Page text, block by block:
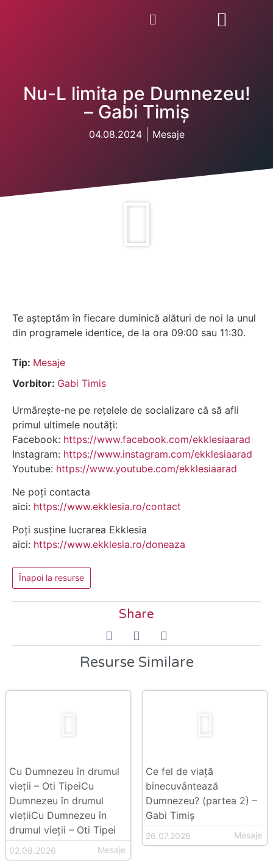
Nu-L limita pe Dumnezeu!
– Gabi Timiș
04.08.2024 Mesaje
Te așteptăm în fiecare duminică alături de noi la unul
din programele identice, de la ora 09:00 sau 11:30.
Tip: Mesaje
Vorbitor: Gabi Timis
Urmărește-ne pe rețelele de socializare că să afli
primul ultimele noutăți:
Facebook: https://www.facebook.com/ekklesiaarad
Instagram: https://www.instagram.com/ekklesiaarad
Youtube: https://www.youtube.com/ekklesiaarad
Ne poți contacta
aici: https://www.ekklesia.ro/contact
Poți susține lucrarea Ekklesia
aici: https://www.ekklesia.ro/doneaza
Înapoi la resurse
Share
Resurse Similare
Cu Dumnezeu în drumul
vieții – Oti TipeiCu
Dumnezeu în drumul
viețiiCu Dumnezeu în
drumul vieții – Oti Tipei
02.08.2026 Mesaje
Ce fel de viață
binecuvântează
Dumnezeu? (partea 2) –
Gabi Timiș
26.07.2026 Mesaje